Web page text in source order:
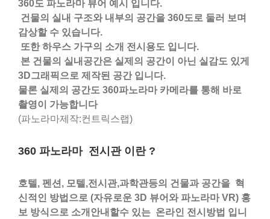
360도 파노라마 뷰어 예시 입니다.
건물의 실내 구조와 내부의 공간을 360도로 둘러 보며
감상할 수 있습니다.
또한 하우스 가구의 소개 전시용도 입니다.
본 건물의 실내공간은 실제의 공간이 아닌 실감도 있게
3D그래픽으로 제작된 공간 입니다.
물론 실제의 공간도 360파노라마 카메라를 통해 바로
촬영이 가능합니다
(파노라마제작:컨트릭스랩)
360 파노라마 전시관 이란 ?
호텔, 펜션, 모텔,전시관,과학관등의 건물과 공간을 혁
신적인 방법으로 (자유로운 3D 뷰어와 파노라마 VR) 홍
보 방식으로 소개안내할수 있는 온라인 전시방법 입니